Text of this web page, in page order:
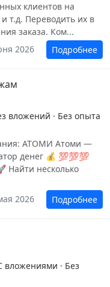
клиентов на
т.д. Переводить их в
заказа. Ком...
2026
Подробнее
вложений · Без опыта
АТОМИ Атоми —
денег 💰 💯💯💯
Найти несколько
2026
Подробнее
вложениями · Без